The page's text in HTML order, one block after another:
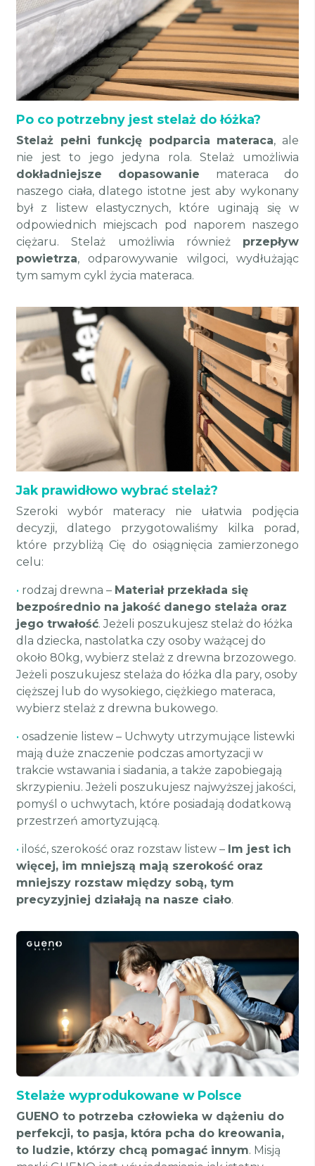
Po co potrzebny jest stelaż do łóżka?
Stelaż pełni funkcję podparcia materaca, ale
nie jest to jego jedyna rola. Stelaż umożliwia
dokładniejsze dopasowanie materaca do
naszego ciała, dlatego istotne jest aby wykonany
był z listew elastycznych, które uginają się w
odpowiednich miejscach pod naporem naszego
ciężaru. Stelaż umożliwia również przepływ
powietrza, odparowywanie wilgoci, wydłużając
tym samym cykl życia materaca.
Jak prawidłowo wybrać stelaż?
Szeroki wybór materacy nie ułatwia podjęcia
decyzji, dlatego przygotowaliśmy kilka porad,
które przybliżą Cię do osiągnięcia zamierzonego
celu:
• rodzaj drewna – Materiał przekłada się
bezpośrednio na jakość danego stelaża oraz
jego trwałość. Jeżeli poszukujesz stelaż do łóżka
dla dziecka, nastolatka czy osoby ważącej do
około 80kg, wybierz stelaż z drewna brzozowego.
Jeżeli poszukujesz stelaża do łóżka dla pary, osoby
cięższej lub do wysokiego, ciężkiego materaca,
wybierz stelaż z drewna bukowego.
• osadzenie listew – Uchwyty utrzymujące listewki
mają duże znaczenie podczas amortyzacji w
trakcie wstawania i siadania, a także zapobiegają
skrzypieniu. Jeżeli poszukujesz najwyższej jakości,
pomyśl o uchwytach, które posiadają dodatkową
przestrzeń amortyzującą.
• ilość, szerokość oraz rozstaw listew – Im jest ich
więcej, im mniejszą mają szerokość oraz
mniejszy rozstaw między sobą, tym
precyzyjniej działają na nasze ciało.
Stelaże wyprodukowane w Polsce
GUENO to potrzeba człowieka w dążeniu do
perfekcji, to pasja, która pcha do kreowania,
to ludzie, którzy chcą pomagać innym. Misją